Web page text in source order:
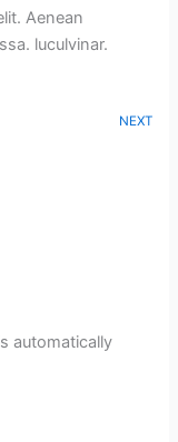
Aenean
luculvinar.
NEXT
automatically